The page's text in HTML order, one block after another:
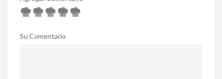
Su Comentario